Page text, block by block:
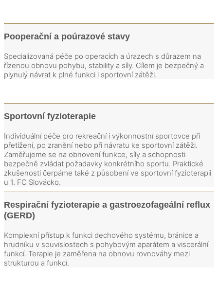
Pooperační a poúrazové stavy
Specializovaná péče po operacích a úrazech s důrazem na
řízenou obnovu pohybu, stability a síly. Cílem je bezpečný a
plynulý návrat k plné funkci i sportovní zátěži.
Sportovní fyzioterapie
Individuální péče pro rekreační i výkonnostní sportovce při
přetížení, po zranění nebo při návratu ke sportovní zátěži.
Zaměřujeme se na obnovení funkce, síly a schopnosti
bezpečně zvládat požadavky konkrétního sportu. Praktické
zkušenosti čerpáme také z působení ve sportovní fyzioterapii
u 1. FC Slovácko.
Respirační fyzioterapie a gastroezofageální reflux
(GERD)
Komplexní přístup k funkci dechového systému, bránice a
hrudníku v souvislostech s pohybovým aparátem a viscerální
funkcí. Terapie je zaměřena na obnovu rovnováhy mezi
strukturou a funkcí.